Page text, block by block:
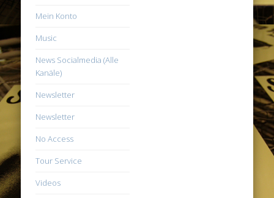
Mein Konto
Music
News Socialmedia (Alle
Kanäle)
Newsletter
Newsletter
No Access
Tour Service
Videos